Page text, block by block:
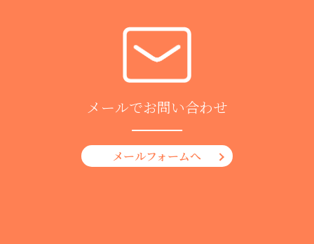
メールでお問い合わせ
メールフォームへ